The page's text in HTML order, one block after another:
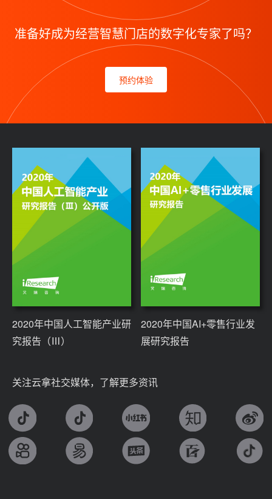
准备好成为经营智慧门店的数字化专家了吗？
预约体验
2020年中国人工智能产业研
究报告（Ⅲ）
2020年中国AI+零售行业发
展研究报告
关注云拿社交媒体，了解更多资讯